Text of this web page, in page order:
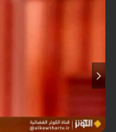
أعلنت وزارة الخارجية